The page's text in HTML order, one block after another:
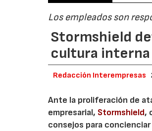
Los empleados son
Stormshield
cultura
Redacción Interempresas
Ante la proliferación de
empresarial, Stormshield,
consejos para